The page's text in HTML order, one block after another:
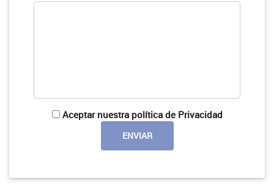
Aceptar nuestra política de Privacidad